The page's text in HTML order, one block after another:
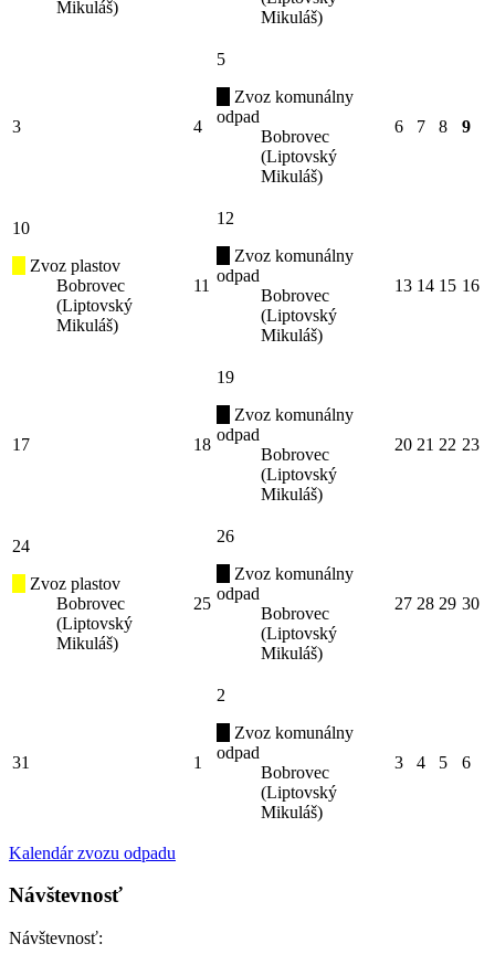
Mikuláš)
Mikuláš)
3 4
5
Zvoz komunálny
odpad
Bobrovec
(Liptovský
Mikuláš)
6 7 8 9
10
Zvoz plastov
Bobrovec
(Liptovský
Mikuláš)
11
12
Zvoz komunálny
odpad
Bobrovec
(Liptovský
Mikuláš)
13 14 15 16
17 18
19
Zvoz komunálny
odpad
Bobrovec
(Liptovský
Mikuláš)
20 21 22 23
24
Zvoz plastov
Bobrovec
(Liptovský
Mikuláš)
25
26
Zvoz komunálny
odpad
Bobrovec
(Liptovský
Mikuláš)
27 28 29 30
31 1
2
Zvoz komunálny
odpad
Bobrovec
(Liptovský
Mikuláš)
3 4 5 6
Kalendár zvozu odpadu
Návštevnosť
Návštevnosť: